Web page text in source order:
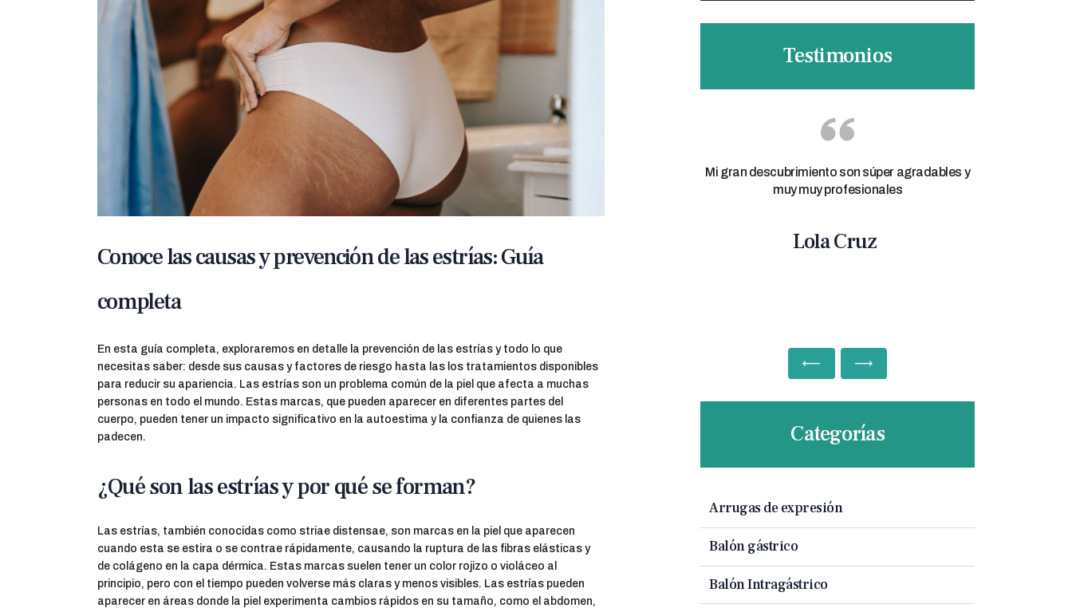
Conoce las causas y prevención de las estrías: Guía
completa
En esta guía completa, exploraremos en detalle la prevención de las estrías y todo lo que
necesitas saber: desde sus causas y factores de riesgo hasta las los tratamientos disponibles
para reducir su apariencia. Las estrías son un problema común de la piel que afecta a muchas
personas en todo el mundo. Estas marcas, que pueden aparecer en diferentes partes del
cuerpo, pueden tener un impacto significativo en la autoestima y la confianza de quienes las
padecen.
¿Qué son las estrías y por qué se forman?
Las estrías, también conocidas como striae distensae, son marcas en la piel que aparecen
cuando esta se estira o se contrae rápidamente, causando la ruptura de las fibras elásticas y
de colágeno en la capa dérmica. Estas marcas suelen tener un color rojizo o violáceo al
principio, pero con el tiempo pueden volverse más claras y menos visibles. Las estrías pueden
aparecer en áreas donde la piel experimenta cambios rápidos en su tamaño, como el abdomen,
Testimonios
Excelentes profesionales. Soy cliente y solo
tengo palabras de agradecimiento hacia ellos.
Recomendable 100%. El Doctor Domingo Fama
Mi gran descubrimiento son súper agradables y
muy muy profesionales
Lola Cruz
Categorías
Arrugas de expresión
Balón gástrico
Balón Intragástrico